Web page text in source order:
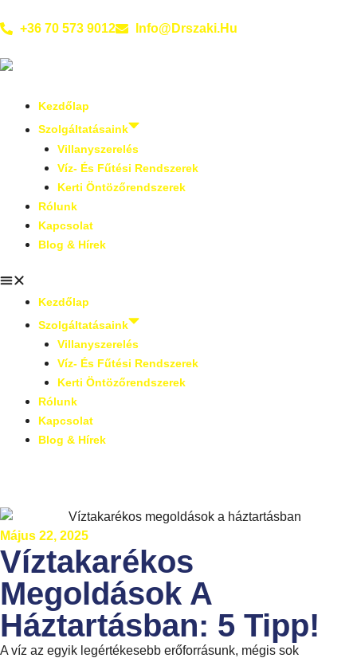
+36 70 573 9012 Info@drszaki.hu
Kezdőlap
Szolgáltatásaink
Villanyszerelés
Víz- És Fűtési Rendszerek
Kerti Öntözőrendszerek
Rólunk
Kapcsolat
Blog & Hírek
Kezdőlap
Szolgáltatásaink
Villanyszerelés
Víz- És Fűtési Rendszerek
Kerti Öntözőrendszerek
Rólunk
Kapcsolat
Blog & Hírek
Május 22, 2025
Víztakarékos
Megoldások A
Háztartásban: 5 Tipp!
A víz az egyik legértékesebb erőforrásunk, mégis sok